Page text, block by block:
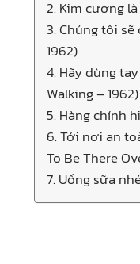
2. Kim cương
3. Chúng tôi sẽ
1962)
4. Hãy dùng
Walking – 1962)
5. Hàng chính
6. Tới nơi an
To Be There
7. Uống sữa